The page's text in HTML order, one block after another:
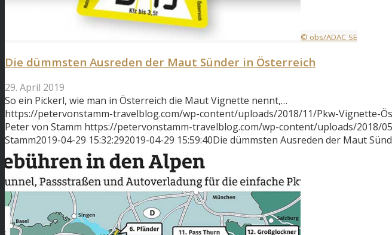
© obs/ADAC SE
Die dümmsten Ausreden der Maut Sünder in Österreich
29. April 2019
So ein Pickerl, wie man in Österreich die Maut Vignette nennt,…
https://petervonstamm-travelblog.com/wp-content/uploads/2018/11/Pkw-Vignette-
Peter von Stamm https://petervonstamm-travelblog.com/wp-content/uploads/2018/
Stamm2019-04-29 15:32:292019-04-29 15:59:40Die dümmsten Ausreden der Maut